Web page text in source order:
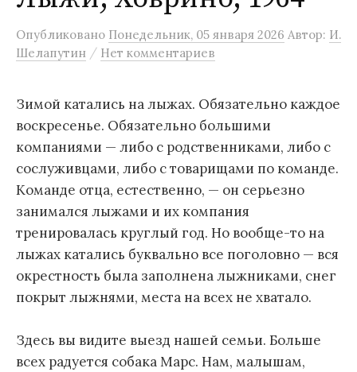
Опубликовано Понедельник, 05 января 2026 Автор: И.
Шелапутин / Нет комментариев
Зимой катались на лыжах. Обязательно каждое
воскресенье. Обязательно большими
компаниями — либо с родственниками, либо с
сослуживцами, либо с товарищами по команде.
Команде отца, естественно, — он серьезно
занимался лыжами и их компания
тренировалась круглый год. Но вообще-то на
лыжах катались буквально все поголовно — вся
окрестность была заполнена лыжниками, снег
покрыт лыжнями, места на всех не хватало.
Здесь вы видите выезд нашей семьи. Больше
всех радуется собака Марс. Нам, малышам,